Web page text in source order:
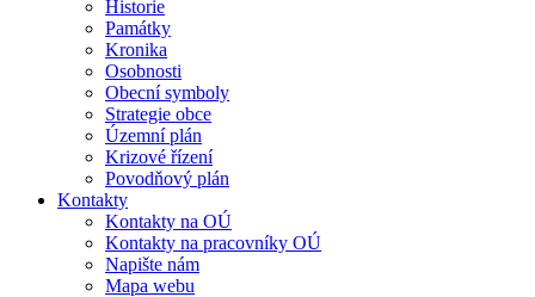
Historie
Památky
Kronika
Osobnosti
Obecní symboly
Strategie obce
Územní plán
Krizové řízení
Povodňový plán
Kontakty
Kontakty na OÚ
Kontakty na pracovníky OÚ
Napište nám
Mapa webu